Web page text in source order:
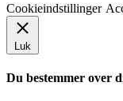
Cookie­indstillinger
Luk
Du bestemmer over